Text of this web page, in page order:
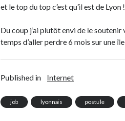
et le top du top c’est qu’il est de Lyon !
Du coup j’ai plutôt envi de le
temps d’aller perdre 6 mois sur une
Published in Internet
job lyonnais postule